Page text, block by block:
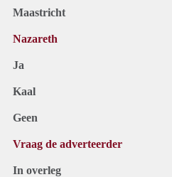
Maastricht
Nazareth
Ja
Kaal
Geen
Vraag de adverteerder
In overleg